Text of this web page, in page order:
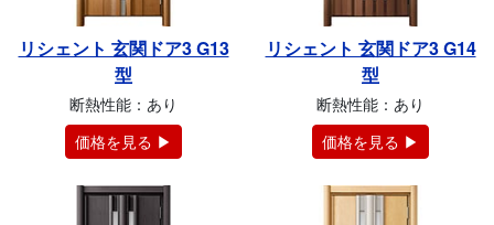
リシェント 玄関ドア3 G13
型
断熱性能：あり
価格を見る ▶
リシェント 玄関ドア3 G14
型
断熱性能：あり
価格を見る ▶